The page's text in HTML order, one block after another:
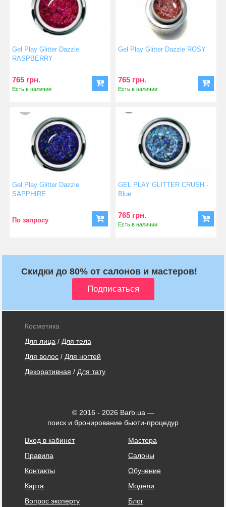
Gel Play Glitter Dazzle
RASPBERRY
765 грн.
Есть в наличии
Gel Play Glitter Dazzle ROSY
765 грн.
Есть в наличии
Gel Play Glitter Dazzle
SAPPHIRE
По запросу
GEL PLAY GLITTER CRUSH -
Blue
765 грн.
Есть в наличии
Скидки до 80% от салонов и мастеров!
Косметика
Для лица / Для тела
Для волос / Для ногтей
Декоративная / Для тату
© 2016 - 2026 Barb.ua —
поиск и бронирование бьюти-процедур
Вход в кабинет
Правила
Контакты
Карта
Вопрос эксперту
Мастера
Салоны
Обучение
Модели
Блог